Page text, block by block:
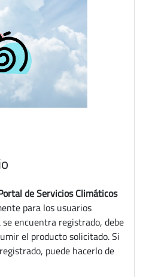
de Servicios Climáticos
para los usuarios
encuentra registrado, debe
el producto solicitado. Si
puede hacerlo de